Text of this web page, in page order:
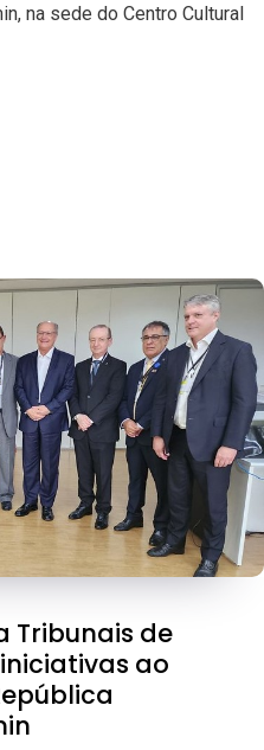
na sede do Centro Cultural
Tribunais de
ao